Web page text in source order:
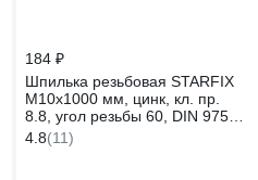
184 ₽
Шпилька резьбовая STARFIX
М10x1000 мм, цинк, кл. пр.
8.8, угол резьбы 60, DIN 975
SMP-56730-1
4.8(11)